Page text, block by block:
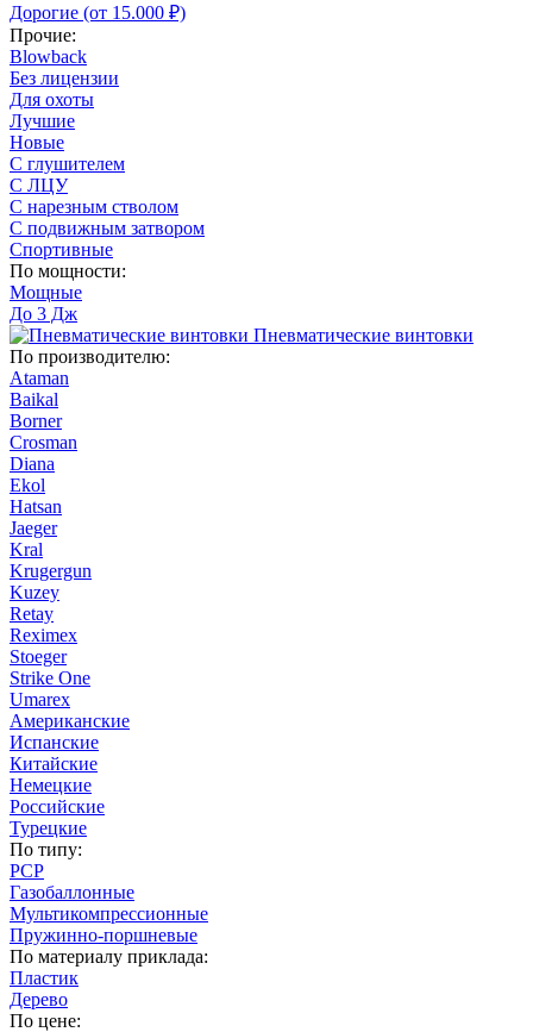
Дорогие (от 15.000 ₽)
Прочие:
Blowback
Без лицензии
Для охоты
Лучшие
Новые
С глушителем
С ЛЦУ
С нарезным стволом
С подвижным затвором
Спортивные
По мощности:
Мощные
До 3 Дж
Пневматические винтовки
По производителю:
Ataman
Baikal
Borner
Crosman
Diana
Ekol
Hatsan
Jaeger
Kral
Krugergun
Kuzey
Retay
Reximex
Stoeger
Strike One
Umarex
Американские
Испанские
Китайские
Немецкие
Российские
Турецкие
По типу:
PCP
Газобаллонные
Мультикомпрессионные
Пружинно-поршневые
По материалу приклада:
Пластик
Дерево
По цене: